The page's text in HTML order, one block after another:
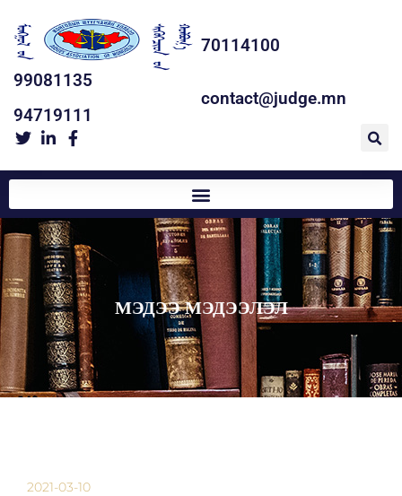
70114100
99081135
94719111
contact@judge.mn
МЭДЭЭ МЭДЭЭЛЭЛ
2021-03-10